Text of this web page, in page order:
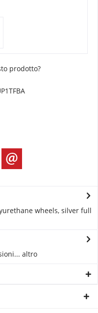
prodotto?
wheels, silver full
altro